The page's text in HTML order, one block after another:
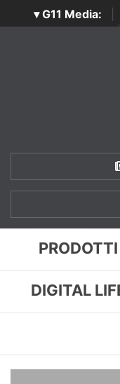
▾ G11 Media:
SecurityOpenLab
PRODOTTI
DIGITAL